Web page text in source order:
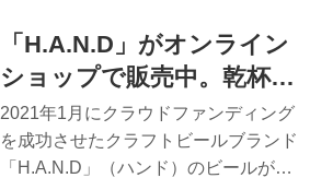
「H.A.N.D」がオンライン
ショップで販売中。乾杯の
輪を広げよう
2021年1月にクラウドファンディング
を成功させたクラフトビールブランド
「H.A.N.D」（ハンド）のビールがオ